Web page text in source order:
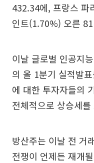
432.34에, 프랑스 파
인트(1.70%) 오른
이날 글로벌 인공지
의 올 1분기 실적발
에 대한 투자자들의
전체적으로 상승세를
방산주는 이날 전 거
전쟁이 언제든 재개